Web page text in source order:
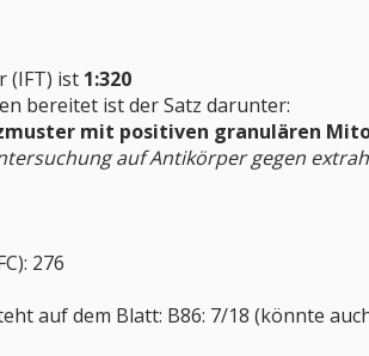
(IFT) ist 1:320
bereitet ist der Satz darunter:
mit positiven granulären
auf Antikörper gegen
276
auf dem Blatt: B86: 7/18 (könnte